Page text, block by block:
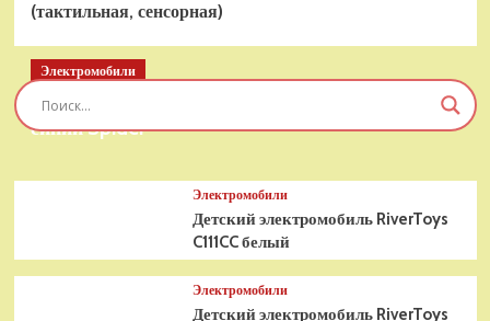
(тактильная, сенсорная)
Электромобили
Детский электромобиль RiverToys T777TT 4WD
синий Spider
Электромобили
Детский электромобиль RiverToys
C111CC белый
Электромобили
Детский электромобиль RiverToys